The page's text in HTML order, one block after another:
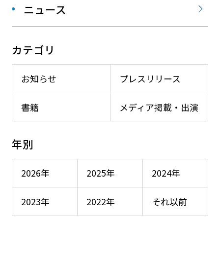
ニュース
カテゴリ
お知らせ プレスリリース
メディア掲載・出演
書籍
年別
2026年 2025年 2024年
2023年 2022年 それ以前